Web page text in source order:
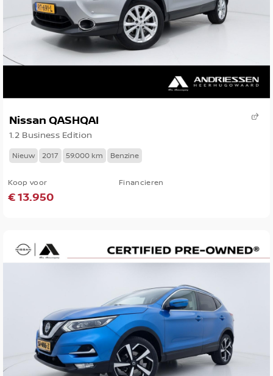
Nissan QASHQAI
1.2 Business Edition
Nieuw 2017 59.000 km Benzine
Koop voor
€ 13.950
Financieren